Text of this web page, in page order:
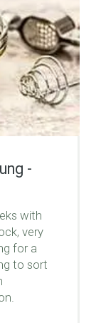
-
with
very
for a
to sort